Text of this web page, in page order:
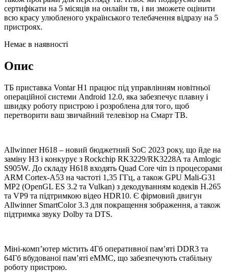
сертифікати на 5 місяців на онлайн тв, і ви зможете оцінити
всю красу улюбленого українського телебачення відразу на 5
пристроях.
Немає в наявності
Опис
ТБ приставка Vontar H1 працює під управлінням новітньої
операційної системи Android 12.0, яка забезпечує плавну і
швидку роботу пристрою і розроблена для того, щоб
перетворити ваш звичайний телевізор на Смарт ТВ.
Allwinner H618 – новий бюджетний SoC 2023 року, що йде на
заміну H3 і конкурує з Rockchip RK3229/RK3228A та Amlogic
S905W. До складу H618 входять Quad Core чіп із процесорами
ARM Cortex-A53 на частоті 1,35 ГГц, а також GPU Mali-G31
MP2 (OpenGL ES 3.2 та Vulkan) з декодуванням кодеків H.265
та VP9 та підтримкою відео HDR10. Є фірмовий двигун
Allwinner SmartColor 3.3 для покращення зображення, а також
підтримка звуку Dolby та DTS.
Міні-комп’ютер містить 4Гб оперативної пам’яті DDR3 та
64Гб вбудованої пам’яті eMMC, що забезпечують стабільну
роботу пристрою.